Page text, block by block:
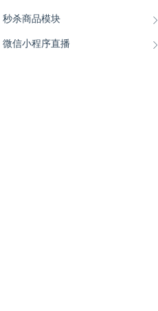
秒杀商品模块
微信小程序直播